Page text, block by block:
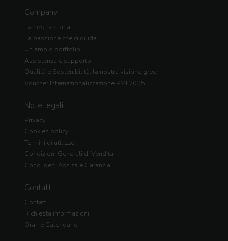
Company
La nostra storia
La passione che ci guida
Un ampio portfolio
Assistenza e supporto
Qualità e Sostenibilità: la nostra visione green
Voucher Internazionalizzazione PMI 2025
Note legali
Privacy
Cookies policy
Termini di utilizzo
Condizioni Generali di Vendita
Cond. gen. Ass.za e Garanzia
Contatti
Contatti
Richiesta informazioni
Orari e Calendario